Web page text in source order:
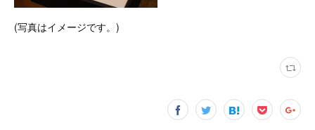
(写真はイメージです。)